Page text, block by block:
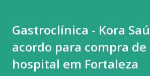
superiores e colegas que busquem
secreto de funcionários. O assédio
alguém utiliza sua posição de poder no
trabalho para influenciar, constranger
Gastroclínica - Kora
acordo para compra de
hospital em Fortaleza